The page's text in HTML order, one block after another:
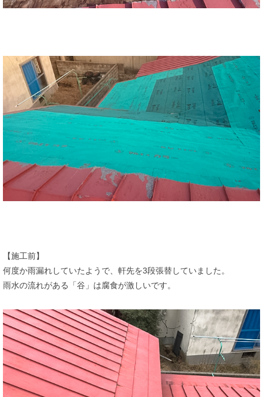
【施工前】
何度か雨漏れしていたようで、軒先を3段張替していました。
雨水の流れがある「谷」は腐食が激しいです。